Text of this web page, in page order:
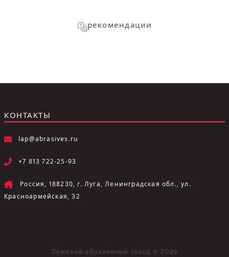
рекомендации
КОНТАКТЫ
lap@abrasives.ru
+7 813 722-25-93
Россия, 188230, г. Луга, Ленинградская обл., ул.
Красноармейская, 32
Лужский абразивный завод © 2026